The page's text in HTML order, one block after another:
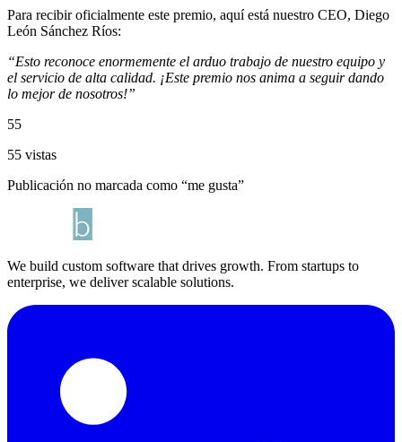
Para recibir oficialmente este premio, aquí está nuestro CEO, Diego
León Sánchez Ríos:
“Esto reconoce enormemente el arduo trabajo de nuestro equipo y
el servicio de alta calidad. ¡Este premio nos anima a seguir dando
lo mejor de nosotros!”
55
55 vistas
Publicación no marcada como “me gusta”
We build custom software that drives growth. From startups to
enterprise, we deliver scalable solutions.